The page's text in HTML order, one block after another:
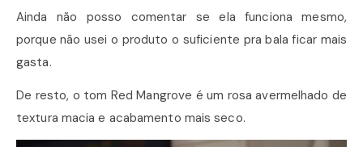
Ainda não posso comentar se ela funciona mesmo,
porque não usei o produto o suficiente pra bala ficar mais
gasta.
De resto, o tom Red Mangrove é um rosa avermelhado de
textura macia e acabamento mais seco.